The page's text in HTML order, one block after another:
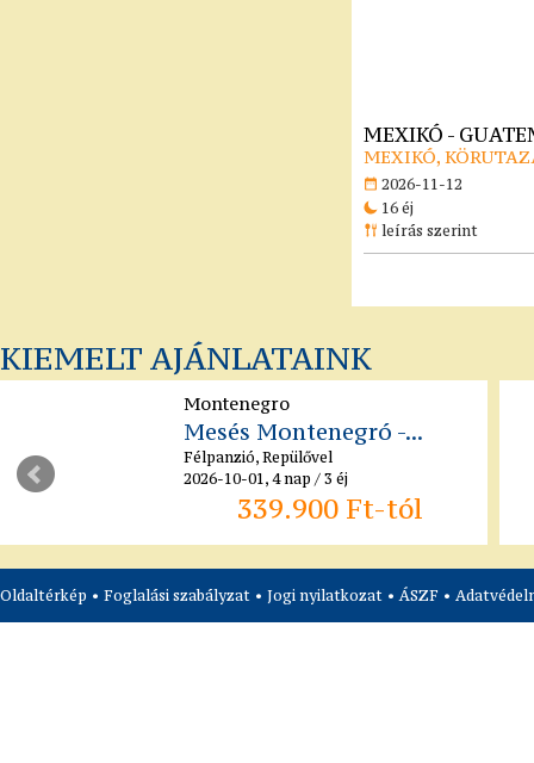
MEXIKÓ -
MEXIKÓ,
2026-11-12
16 éj
leírás szerint
KIEMELT AJÁNLATAINK
Montenegro
Mesés Montenegró -...
Félpanzió, Repülővel
2026-10-01, 4 nap / 3 éj
339.900 Ft-tól
Oldaltérkép • Foglalási szabályzat • Jogi nyilatkozat • ÁSZF •